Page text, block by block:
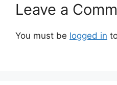
Leave a
You must be logged in